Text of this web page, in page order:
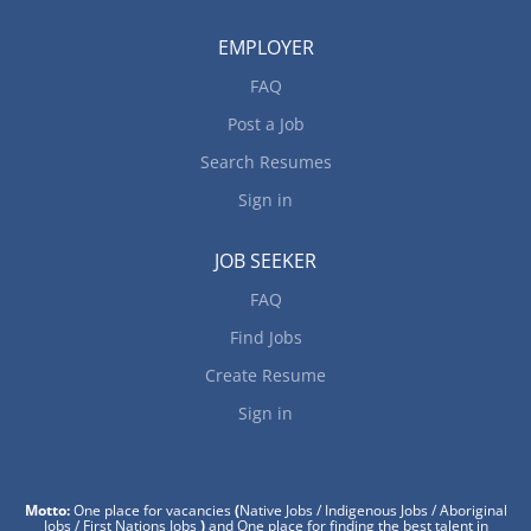
EMPLOYER
FAQ
Post a Job
Search Resumes
Sign in
JOB SEEKER
FAQ
Find Jobs
Create Resume
Sign in
Motto:One place for vacancies(Native Jobs / Indigenous Jobs / Aboriginal
Jobs / First Nations Jobs)and One place for finding the best talent in